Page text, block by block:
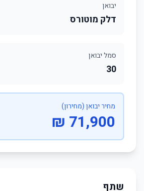
יבואן
דלק מוטורס
סמל יבואן
30
מחיר יבואן (מחירון)
71,900 ₪
שתף